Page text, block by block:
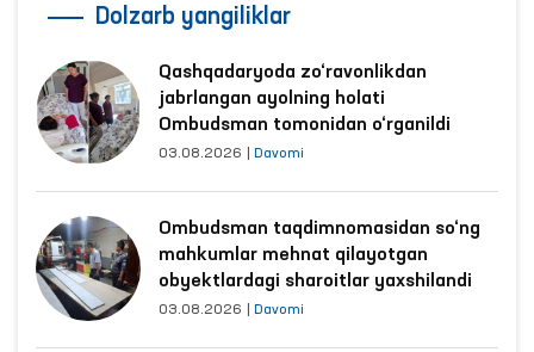
Dolzarb yangiliklar
Qashqadaryoda zo‘ravonlikdan
jabrlangan ayolning holati
Ombudsman tomonidan o‘rganildi
03.08.2026 Davomi
Ombudsman taqdimnomasidan so‘ng
mahkumlar mehnat qilayotgan
obyektlardagi sharoitlar yaxshilandi
03.08.2026 Davomi